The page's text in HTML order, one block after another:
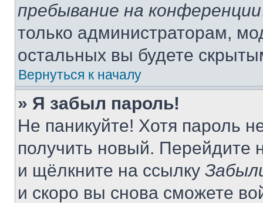
пребывание на конференции
только администраторам,
остальных вы будете
Вернуться к началу
» Я забыл пароль!
Не паникуйте! Хотя пароль
получить новый. Перейдите
и щёлкните на ссылку
и скоро вы снова сможете